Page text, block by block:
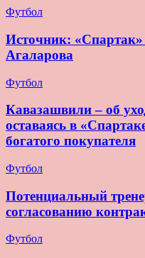
Футбол
Источник: «Спартак»
Агаларова
Футбол
Кавазашвили – об
оставаясь в
богатого покупателя
Футбол
Потенциальный
согласованию
Футбол